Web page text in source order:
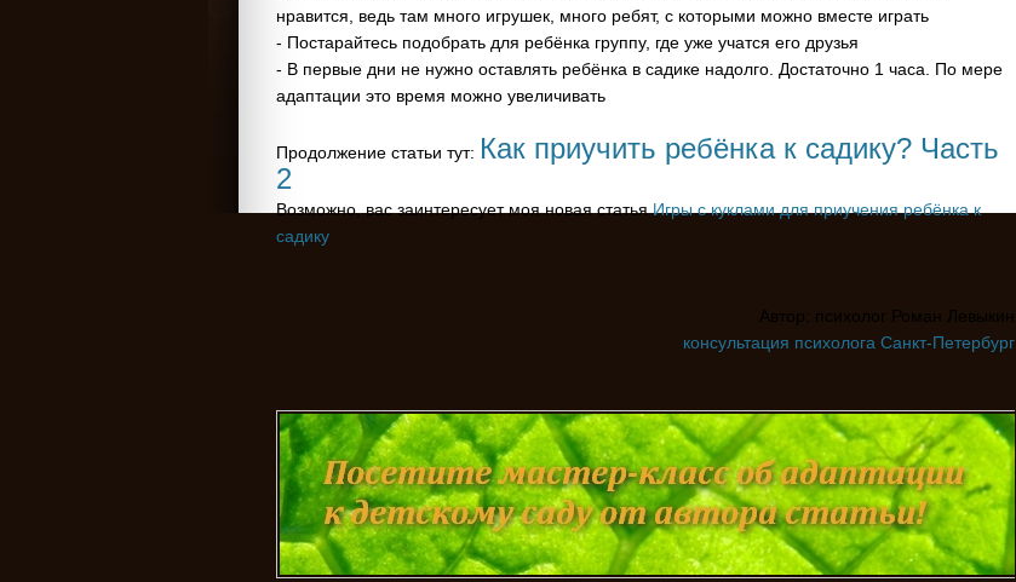
нравится, ведь там много игрушек, много ребят, с которыми можно вместе играть
- Постарайтесь подобрать для ребёнка группу, где уже учатся его друзья
- В первые дни не нужно оставлять ребёнка в садике надолго. Достаточно 1 часа. По мере
адаптации это время можно увеличивать
Продолжение статьи тут: Как приучить ребёнка к садику? Часть
2
Возможно, вас заинтересует моя новая статьяИгры с куклами для приучения ребёнка к
садику
Автор: психолог Роман Левыкин
консультация психолога Санкт-Петербург